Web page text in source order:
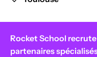
Rocket School
partenaires